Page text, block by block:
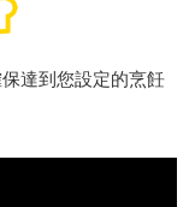
達到您設定的烹飪